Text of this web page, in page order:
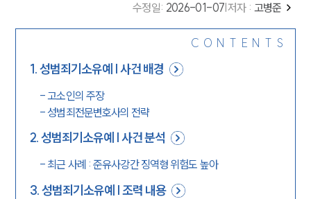
수정일: 2026-01-07 저자 : 고병준
CONTENTS
1.성범죄기소유예 | 사건 배경
-고소인의 주장
- 성범죄전문변호사의 전략
2.성범죄기소유예 | 사건 분석
- 최근 사례 : 준유사강간 징역형 위험도 높아
3.성범죄기소유예 | 조력 내용